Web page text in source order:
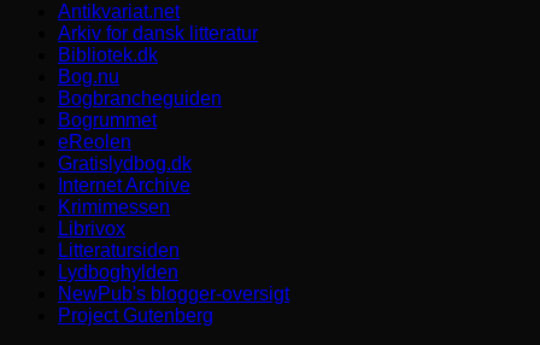
Antikvariat.net
Arkiv for dansk litteratur
Bibliotek.dk
Bog.nu
Bogbrancheguiden
Bogrummet
eReolen
Gratislydbog.dk
Internet Archive
Krimimessen
Librivox
Litteratursiden
Lydboghylden
NewPub's blogger-oversigt
Project Gutenberg